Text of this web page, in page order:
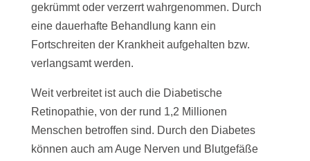
gekrümmt oder verzerrt wahrgenommen. Durch
eine dauerhafte Behandlung kann ein
Fortschreiten der Krankheit aufgehalten bzw.
verlangsamt werden.
Weit verbreitet ist auch die Diabetische
Retinopathie, von der rund 1,2 Millionen
Menschen betroffen sind. Durch den Diabetes
können auch am Auge Nerven und Blutgefäße